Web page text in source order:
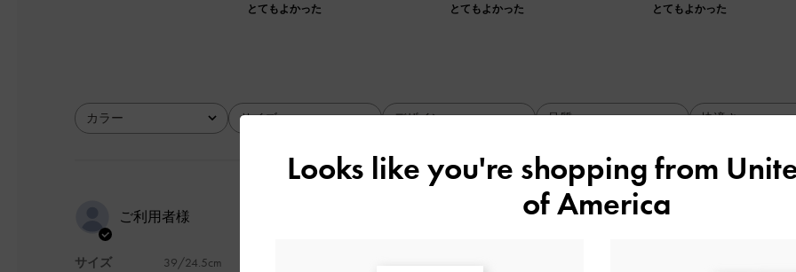
とてもよかった とてもよかった とてもよかった
カラー
全て サイズ デザイン 品質 快適さ
ご利用者様
サイズ
39/24.5cm
普段は25. 5を履いています。サイズはちょう
Looks like you're shopping from
of America